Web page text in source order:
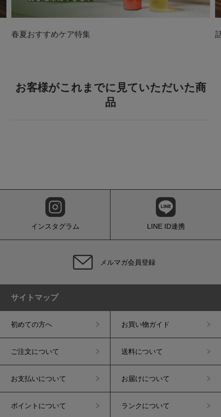
春夏おすすめケア特集
お客様がこれまでに見ていただいた商
品
インスタグラム LINE ID連携
メルマガ会員登録
サイトマップ
初めての方へ お買い物ガイド
ご注文について 送料について
お支払いについて お届けについて
ポイントについて ランクについて